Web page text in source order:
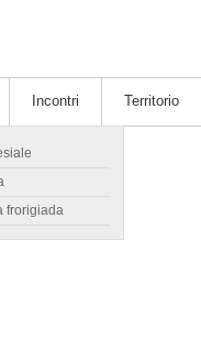
frorigiada
Incontri Territorio
di fichi